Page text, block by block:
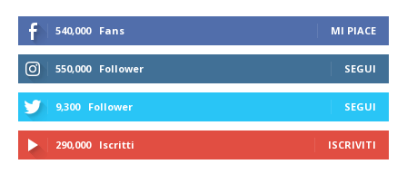
540,000 Fans MI PIACE
550,000 Follower SEGUI
9,300 Follower SEGUI
290,000 Iscritti ISCRIVITI